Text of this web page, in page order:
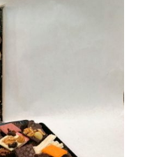
desde
22,90€
hasta